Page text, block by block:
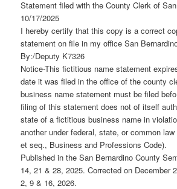
Statement filed with the County Clerk of
10/17/2025
I hereby certify that this copy is a correct
statement on file in my office San
By:/Deputy K7326
Notice-This fictitious name statement
date it was filed in the office of the county
business name statement must be filed
filing of this statement does not of itself
state of a fictitious business name in
another under federal, state, or common
et seq., Business and Professions Code).
Published in the San Bernardino County
14, 21 & 28, 2025. Corrected on December
2, 9 & 16, 2026.